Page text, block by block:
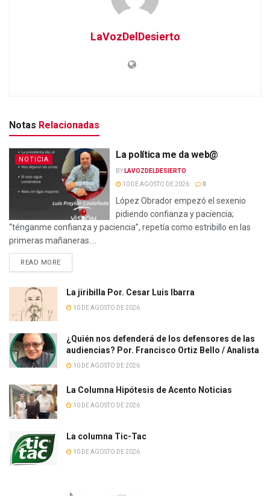
LaVozDelDesierto
Notas Relacionadas
NOTICIA La política me da web@
BY LAVOZDELDESIERTO
10 DE AGOSTO DE 2026
0
López Obrador empezó el sexenio
pidiendo confianza y paciencia;
“ténganme confianza y paciencia”, repetía como estribillo en las
primeras mañaneras....
READ MORE
La jiribilla Por. Cesar Luis Ibarra
10 DE AGOSTO DE 2026
¿Quién nos defenderá de los defensores de las
audiencias? Por. Francisco Ortiz Bello / Analista
10 DE AGOSTO DE 2026
La Columna Hipótesis de Acento Noticias
10 DE AGOSTO DE 2026
La columna Tic-Tac
10 DE AGOSTO DE 2026